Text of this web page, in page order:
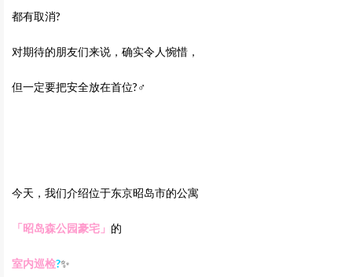
都有取消?
对期待的朋友们来说，确实令人惋惜，
但一定要把安全放在首位?‍♂️
今天，我们介绍位于东京昭岛市的公寓
「昭岛森公园豪宅 」 的
室内巡检?✨